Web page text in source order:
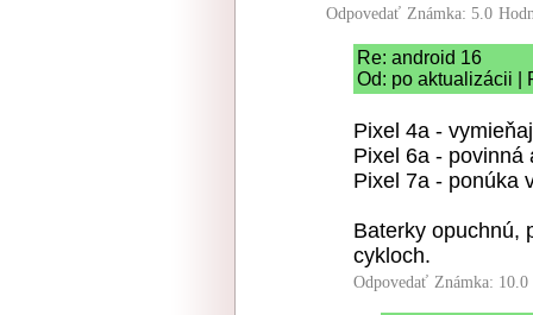
Odpovedať Známka: 5.0
Re: android 16
Od: po aktualizácii |
Pixel 4a -
Pixel 6a - povinná
Pixel 7a - ponúka
Baterky opuchnú,
cykloch.
Odpovedať Známka: 10.0